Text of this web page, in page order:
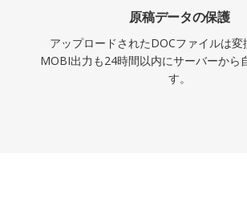
原稿データの保護
アップロードされたDOCファイルは変
MOBI出力も24時間以内にサーバーから
す。